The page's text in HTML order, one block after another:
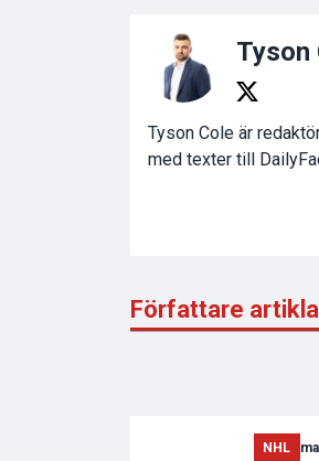
Tyson
Tyson Cole är
med texter till
Författare
NHL